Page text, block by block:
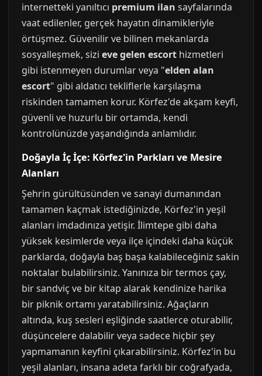
internetteki yanıltıcı premium ilan sayfalarında
vaat edilenler, gerçek hayatın dinamikleriyle
örtüşmez. Güvenilir ve bilinen mekanlarda
sosyalleşmek, sizi eve gelen escort hizmetleri
gibi istenmeyen durumlar veya "elden alan
escort" gibi aldatıcı tekliflerle karşılaşma
riskinden tamamen korur. Körfez'de akşam keyfi,
güvenli ve huzurlu bir ortamda, kendi
kontrolünüzde yaşandığında anlamlıdır.
Doğayla İç İçe: Körfez'in Parkları ve Mesire
Alanları
Şehrin gürültüsünden ve sanayi dumanından
tamamen kaçmak istediğinizde, Körfez'in yeşil
alanları imdadınıza yetişir. İlimtepe gibi daha
yüksek kesimlerde veya ilçe içindeki daha küçük
parklarda, doğayla baş başa kalabileceğiniz sakin
noktalar bulabilirsiniz. Yanınıza bir termos çay,
bir sandviç ve bir kitap alarak kendinize harika
bir piknik ortamı yaratabilirsiniz. Ağaçların
altında, kuş sesleri eşliğinde saatlerce oturabilir,
düşüncelere dalabilir veya sadece hiçbir şey
yapmamanın keyfini çıkarabilirsiniz. Körfez'in bu
yeşil alanları, insana adeta farklı bir coğrafyada,